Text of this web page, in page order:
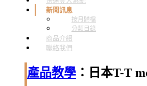
新聞訊息
按月歸檔
分類目錄
商品介紹
聯絡我們
產品教學 ：日本T-T